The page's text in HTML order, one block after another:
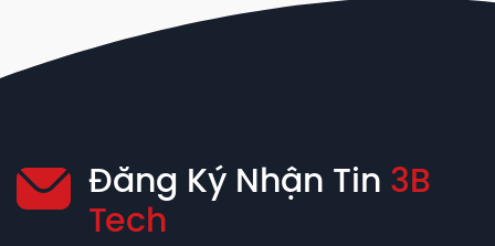
Đăng Ký Nhận Tin 3B
Tech